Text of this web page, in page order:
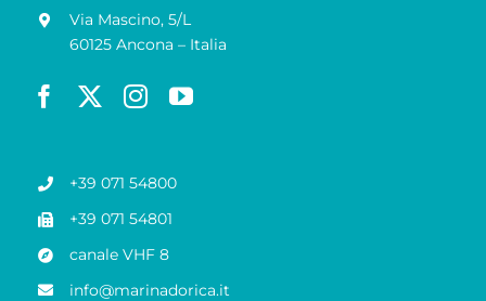
Via Mascino, 5/L
60125 Ancona – Italia
+39 071 54800
+39 071 54801
canale VHF 8
info@marinadorica.it